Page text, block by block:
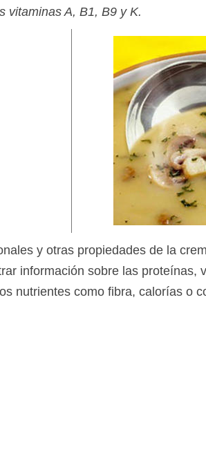
vitaminas A, B1, B9 y K.
y otras propiedades de la
información sobre las proteínas,
nutrientes como fibra, calorías o